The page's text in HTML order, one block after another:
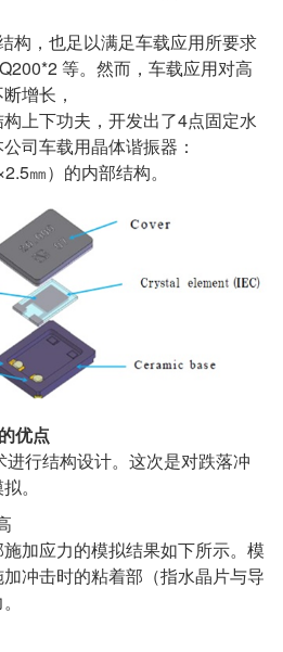
构，也足以满足车载应用所要求
等。然而，车载应用对高
增长，
上下功夫，开发出了4点固定水
司车载用晶体谐振器：
㎜）的内部结构。
优点
行结构设计。这次是对跌落冲
。
加应力的模拟结果如下所示。模
冲击时的粘着部（指水晶片与导